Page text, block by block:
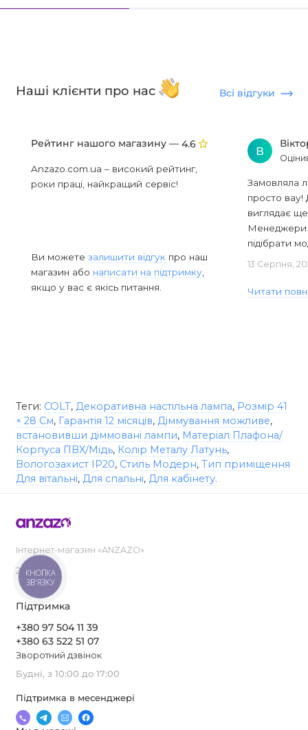
Наші клієнти про нас Всі відгуки
Рейтинг нашого магазину — 4.6
Anzazo.com.ua – високий рейтинг,
роки праці, найкращий сервіс!
Ви можете залишити відгук про наш
магазин або написати на підтримку,
якщо у вас є якісь питання.
В
Замовляла
просто вау!
виглядає
Менеджери
підібрати
13 Серпня,
Читати
Теги: COLT, Декоративна настільна лампа, Розмір 41
× 28 См, Гарантія 12 місяців, Діммування можливе,
встановивши діммовані лампи, Матеріал Плафона/
Корпуса ПВХ/Мідь, Колір Металу Латунь,
Вологозахист IP20, Стиль Модерн, Тип приміщення
Для вітальні, Для спальні, Для кабінету.
Інтернет-магазин «ANZAZO»
2019-2026
Підтримка
+380 97 504 11 39
+380 63 522 51 07
Зворотний дзвінок
Будні, з 10:00 до 17:00
Підтримка в месенджері
КНОПКА
ЗВ'ЯЗКУ